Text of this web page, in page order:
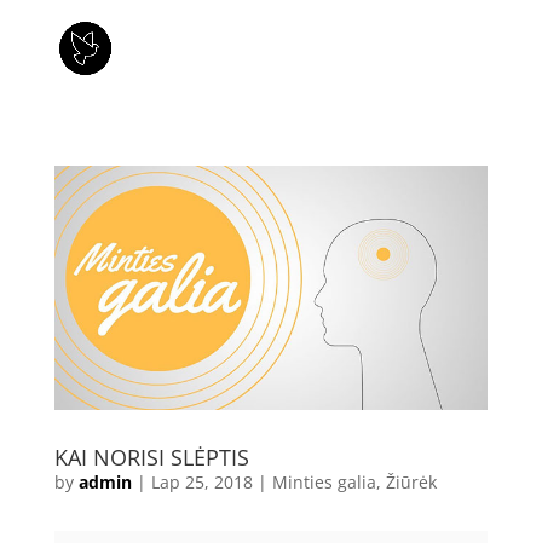
KAI NORISI SLĖPTIS
by admin| Lap 25, 2018| Minties galia, Žiūrėk